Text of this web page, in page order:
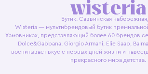
Бутик. Саввинская
Wisteria — мультибрендовый бутик
Хамовниках, представляющий более 60 брендов
Dolce&Gabbana, Giorgio Armani, Elie Saab,
воспитывает вкус с первых дней жизни и
прекрасного мира детства.